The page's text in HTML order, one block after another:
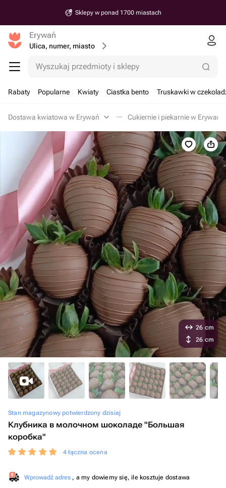
Sklepy w ponad 1700 miastach
Erywań
Ulica, numer, miasto
Wyszukaj przedmioty i sklepy
Rabaty Popularne Kwiaty Ciastka bento Truskawki w
Dostawa kwiatowa w Erywań Cukiernie i piekarnie w Erywań
Stan magazynowy potwierdzony dzisiaj
Клубника в молочном шоколаде "Большая
коробка"
4 łączna ocena
Wprowadź adres , a my dowiemy się, ile kosztuje dostawa
26 cm
26 cm